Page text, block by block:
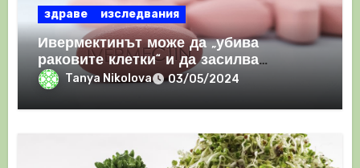
здраве изследвания
Ивермектинът може да „убива
раковите клетки“ и да засилва
имунния отговор
Tanya Nikolova 03/05/2024